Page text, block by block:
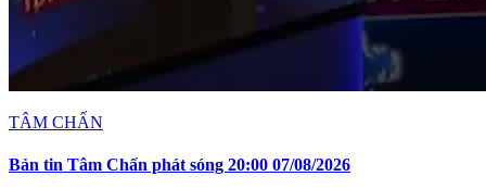
TÂM CHẤN
Bản tin Tâm Chấn phát sóng 20:00 07/08/2026